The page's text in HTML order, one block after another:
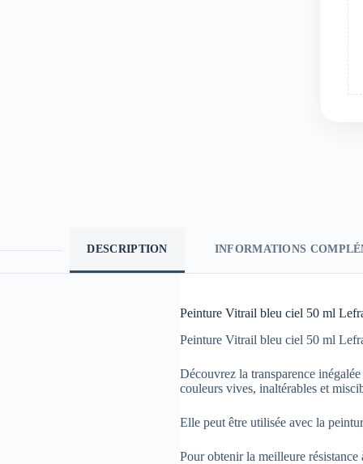
DESCRIPTION INFORMATIONS
Peinture Vitrail bleu ciel 50 ml
Peinture Vitrail bleu ciel 50 ml
Découvrez la transparence
couleurs vives, inaltérables et
Elle peut être utilisée avec la
Pour obtenir la meilleure résistance